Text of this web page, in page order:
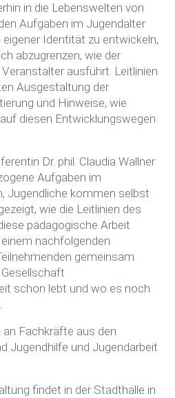
in die Lebenswelten von
Aufgaben im Jugendalter
Identität zu entwickeln,
abzugrenzen, wie der
ausführt. Leitlinien
Ausgestaltung der
und Hinweise, wie
diesen Entwicklungswegen
Dr. phil. Claudia Wallner
Aufgaben im
Jugendliche kommen selbst
wie die Leitlinien des
pädagogische Arbeit
nachfolgenden
gemeinsam
schon lebt und wo es noch
Fachkräfte aus den
Jugendhilfe und Jugendarbeit
findet in der Stadthalle in